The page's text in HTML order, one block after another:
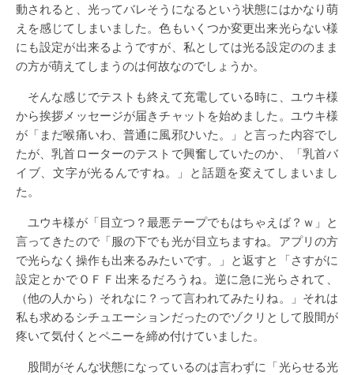
動されると、光ってバレそうになるという状態にはかなり萌
えを感じてしまいました。色もいくつか変更出来光らない様
にも設定が出来るようですが、私としては光る設定ののまま
の方が萌えてしまうのは何故なのでしょうか。
そんな感じでテストも終えて充電している時に、ユウキ様
から挨拶メッセージが届きチャットを始めました。ユウキ様
が「まだ喉痛いわ、普通に風邪ひいた。」と言った内容でし
たが、乳首ローターのテストで興奮していたのか、「乳首バ
イブ、文字が光るんですね。」と話題を変えてしまいまし
た。
ユウキ様が「目立つ？最悪テープでもはちゃえば？ｗ」と
言ってきたので「服の下でも光が目立ちますね。アプリの方
で光らなく操作も出来るみたいです。」と返すと「さすがに
設定とかでＯＦＦ出来るだろうね。逆に急に光らされて、
（他の人から）それなに？って言われてみたりね。」それは
私も求めるシチュエーションだったのでゾクリとして股間が
疼いて気付くとペニーを締め付けていました。
股間がそんな状態になっているのは言わずに「光らせる光